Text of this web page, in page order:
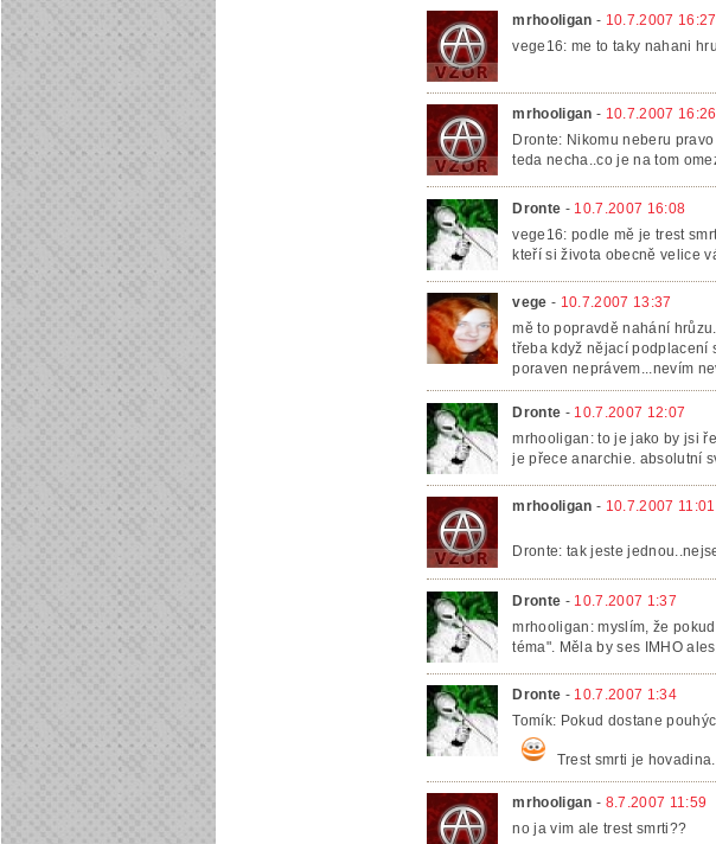
mrhooligan - 10.7.2007 16:27
vege16: me to taky nahani
mrhooligan - 10.7.2007 16:26
Dronte: Nikomu neberu
teda necha..co je na tom
Dronte - 10.7.2007 16:08
vege16: podle mě je trest
kteří si života obecně velice
vege - 10.7.2007 13:37
mě to popravdě nahání
třeba když nějací podplacení
poraven neprávem...nevím
Dronte - 10.7.2007 12:07
mrhooligan: to je jako by jsi
je přece anarchie. absolutní
mrhooligan - 10.7.2007 11:01
Dronte: tak jeste
Dronte - 10.7.2007 1:37
mrhooligan: myslím, že
téma". Měla by ses IMHO
Dronte - 10.7.2007 1:34
Tomík: Pokud dostane
Trest smrti je hovadina.
mrhooligan - 8.7.2007 11:59
no ja vim ale trest smrti??